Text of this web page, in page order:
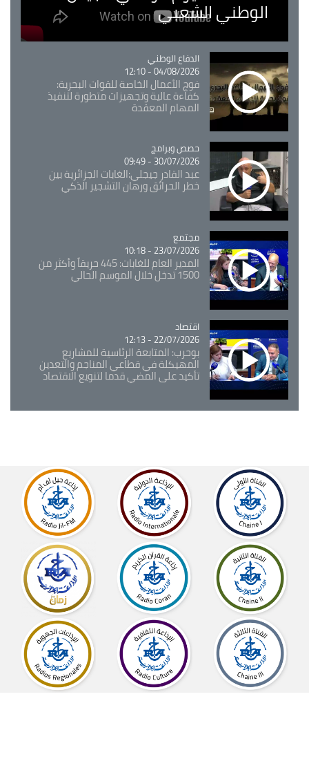
الوطني الشعبي
Catégorie
الدفاع الوطني
04/08/2026 - 12:10
فوج الأعمال الخاصة للقوات البحرية:
كفاءة عالية وتجهيزات متطورة لتنفيذ
المهام المعقدة
Catégorie
حصص وبرامج
30/07/2026 - 09:49
عبد القادر جيجلي:الغابات الجزائرية بين
خطر الحرائق ورهان التشجير الذكي
Catégorie
مجتمع
23/07/2026 - 10:18
المدير العام للغابات: 445 حريقاً وأكثر من
1500 تدخل خلال الموسم الحالي
Catégorie
اقتصاد
22/07/2026 - 12:13
بوحرب: المتابعة الرئاسية للمشاريع
المهيكلة في قطاعي المناجم والتعدين
تأكيد على المضي قدما لتنويع الاقتصاد